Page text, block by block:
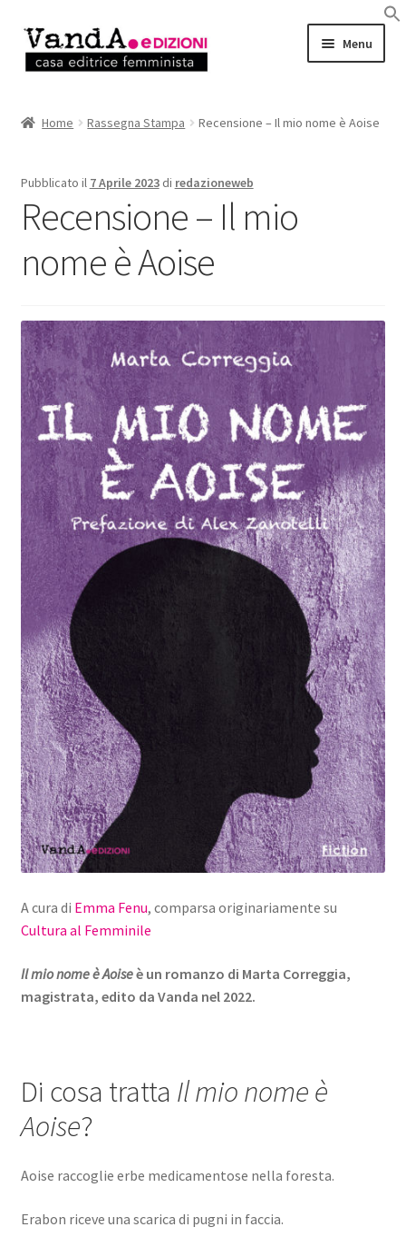
Vai
alla
Vai
al
Menu
AUTRICI e AUTORI
CHI SIAMO
Home Rassegna Stampa Recensione – Il mio nome è Aoise
Pubblicato il 7 Aprile 2023 di redazioneweb
Recensione – Il mio
nome è Aoise
A cura di Emma Fenu, comparsa originariamente su
Cultura al Femminile
Il mio nome è Aoiseè un romanzo di Marta Correggia,
magistrata, edito da Vanda nel 2022.
Di cosa tratta Il mio nome è
Aoise?
Aoise raccoglie erbe medicamentose nella foresta.
Erabon riceve una scarica di pugni in faccia.